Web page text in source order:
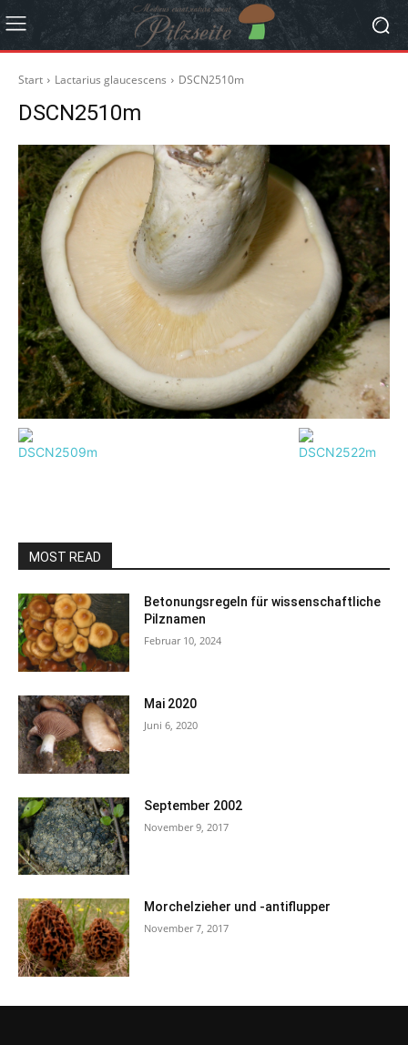
Start Lactarius glaucescens DSCN2510m
DSCN2510m
MOST READ
Betonungsregeln für wissenschaftliche
Pilznamen
Februar 10, 2024
Mai 2020
Juni 6, 2020
September 2002
November 9, 2017
Morchelzieher und -antiflupper
November 7, 2017